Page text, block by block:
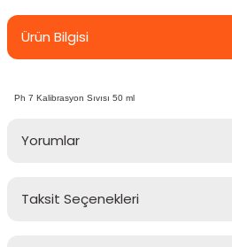
Ürün Bilgisi
Ph 7 Kalibrasyon Sıvısı 50 ml
Yorumlar
Taksit Seçenekleri